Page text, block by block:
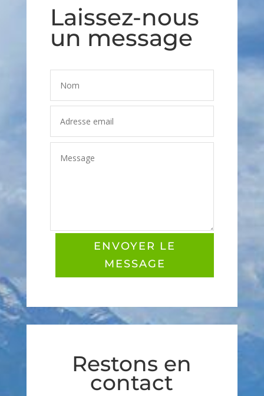
Laissez-nous
un message
ENVOYER LE
MESSAGE
Restons en
contact